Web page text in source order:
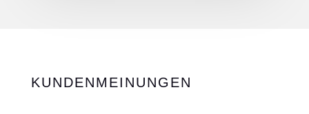
KUNDENMEINUNGEN